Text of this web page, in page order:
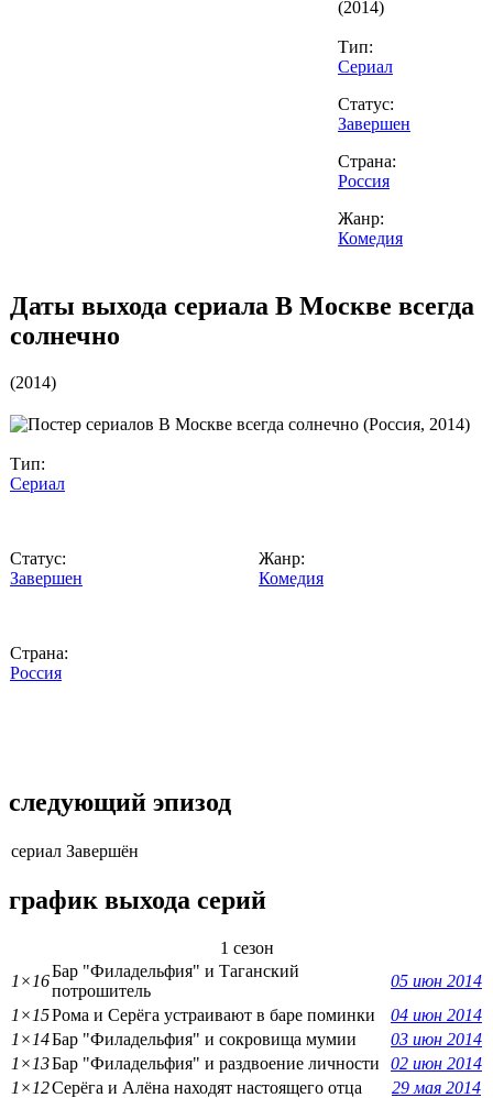
(2014)
Тип:
Сериал
Статус:
Завершен
Страна:
Россия
Жанр:
Комедия
Даты выхода сериала В Москве всегда
солнечно
(2014)
Тип:
Сериал
Статус:
Завершен
Страна:
Россия
Жанр:
Комедия
следующий эпизод
сериал Завершён
график выхода серий
1 сезон
1×16
Бар "Филадельфия" и Таганский
потрошитель
05 июн 2014
1×15Рома и Серёга устраивают в баре поминки
04 июн 2014
1×14Бар "Филадельфия" и сокровища мумии
03 июн 2014
1×13Бар "Филадельфия" и раздвоение личности
02 июн 2014
1×12Серёга и Алёна находят настоящего отца
29 мая 2014